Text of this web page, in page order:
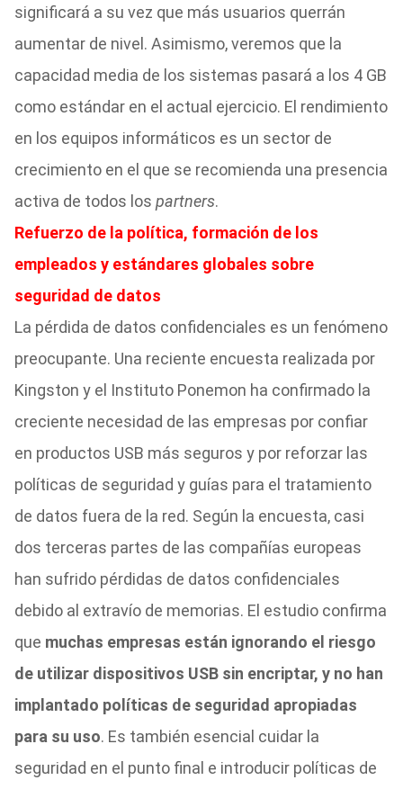
significará a su vez que más usuarios querrán
aumentar de nivel. Asimismo, veremos que la
capacidad media de los sistemas pasará a los 4 GB
como estándar en el actual ejercicio. El rendimiento
en los equipos informáticos es un sector de
crecimiento en el que se recomienda una presencia
activa de todos los partners.
Refuerzo de la política, formación de los
empleados y estándares globales sobre
seguridad de datos
La pérdida de datos confidenciales es un fenómeno
preocupante. Una reciente encuesta realizada por
Kingston y el Instituto Ponemon ha confirmado la
creciente necesidad de las empresas por confiar
en productos USB más seguros y por reforzar las
políticas de seguridad y guías para el tratamiento
de datos fuera de la red. Según la encuesta, casi
dos terceras partes de las compañías europeas
han sufrido pérdidas de datos confidenciales
debido al extravío de memorias. El estudio confirma
que muchas empresas están ignorando el riesgo
de utilizar dispositivos USB sin encriptar, y no han
implantado políticas de seguridad apropiadas
para su uso. Es también esencial cuidar la
seguridad en el punto final e introducir políticas de